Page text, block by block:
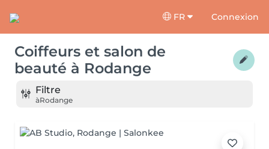
FR Connexion
Coiffeurs et salon de
beauté à Rodange
Filtre
àRodange